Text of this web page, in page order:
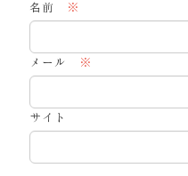
名前 ※
メール ※
サイト